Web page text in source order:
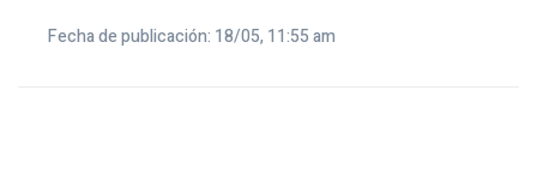
Fecha de publicación: 18/05, 11:55 am